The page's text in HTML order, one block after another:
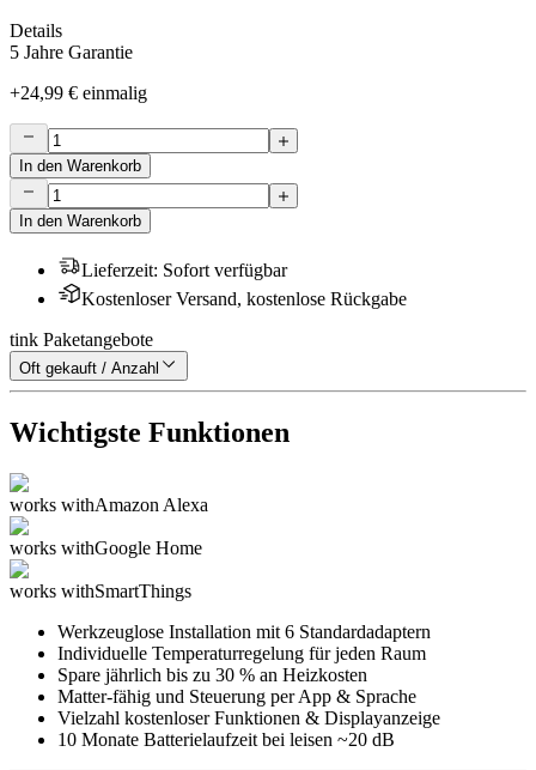
Details
5 Jahre Garantie
+24,99 € einmalig
In den Warenkorb
In den Warenkorb
Lieferzeit: Sofort verfügbar
Kostenloser Versand, kostenlose Rückgabe
tink Paketangebote
Oft gekauft / Anzahl
Wichtigste Funktionen
works withAmazon Alexa
works withGoogle Home
works withSmartThings
Werkzeuglose Installation mit 6 Standardadaptern
Individuelle Temperaturregelung für jeden Raum
Spare jährlich bis zu 30 % an Heizkosten
Matter-fähig und Steuerung per App & Sprache
Vielzahl kostenloser Funktionen & Displayanzeige
10 Monate Batterielaufzeit bei leisen ~20 dB